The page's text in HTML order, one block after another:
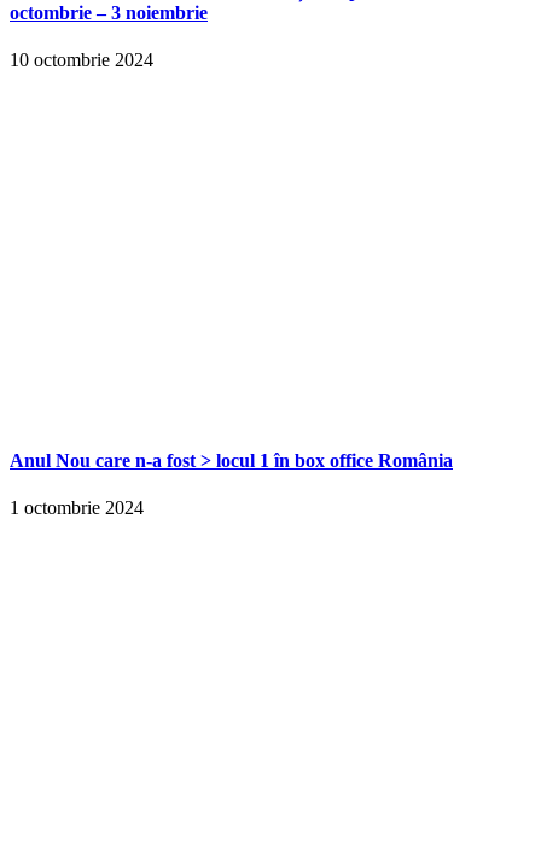
octombrie – 3 noiembrie
10 octombrie 2024
Anul Nou care n-a fost > locul 1 în box office România
1 octombrie 2024